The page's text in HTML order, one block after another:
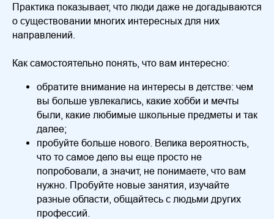
Практика показывает, что люди даже не догадываются
о существовании многих интересных для них
направлений.
Как самостоятельно понять, что вам интересно:
обратите внимание на интересы в детстве: чем
вы больше увлекались, какие хобби и мечты
были, какие любимые школьные предметы и так
далее;
пробуйте больше нового. Велика вероятность,
что то самое дело вы еще просто не
попробовали, а значит, не понимаете, что вам
нужно. Пробуйте новые занятия, изучайте
разные области, общайтесь с людьми других
профессий.